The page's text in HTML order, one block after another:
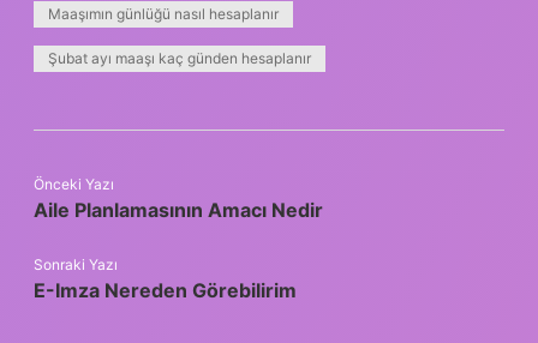
Maaşımın günlüğü nasıl hesaplanır
Şubat ayı maaşı kaç günden hesaplanır
Önceki Yazı
Aile Planlamasının Amacı Nedir
Sonraki Yazı
E-Imza Nereden Görebilirim